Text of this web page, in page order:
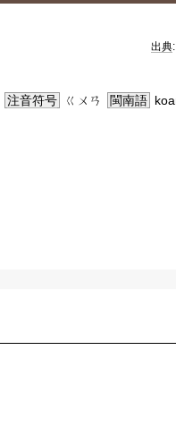
出典
注音符号 ㄍㄨㄢ 閩南語